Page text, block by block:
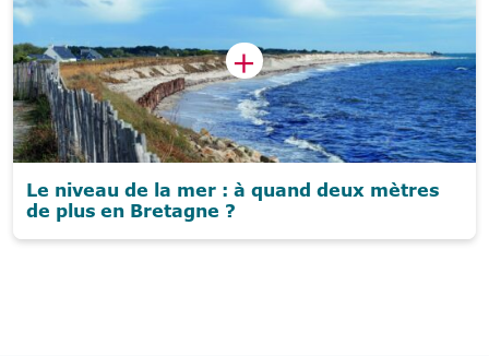
Le niveau de la mer : à quand deux mètres
de plus en Bretagne ?